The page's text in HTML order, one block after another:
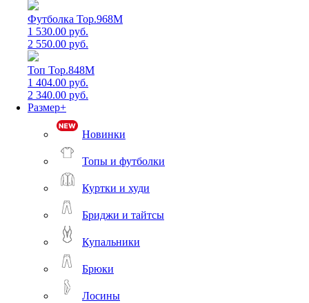
Футболка Top.968M
1 530.00 руб.
2 550.00 руб.
Топ Top.848M
1 404.00 руб.
2 340.00 руб.
Размер+
Новинки
Топы и футболки
Куртки и худи
Бриджи и тайтсы
Купальники
Брюки
Лосины